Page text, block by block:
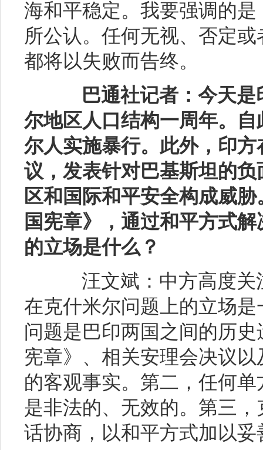
海和平稳定。我要强调的
所公认。任何无视、否定
都将以失败而告终。
巴通社记者：今天
尔地区人口结构一周年。
尔人实施暴行。此外，印
议，发表针对巴基斯坦的
区和国际和平安全构成威
国宪章》，通过和平方式
的立场是什么？
汪文斌：中方高度关
在克什米尔问题上的立场
问题是巴印两国之间的历
宪章》、相关安理会决议
的客观事实。第二，任何
是非法的、无效的。第三
话协商，以和平方式加以妥